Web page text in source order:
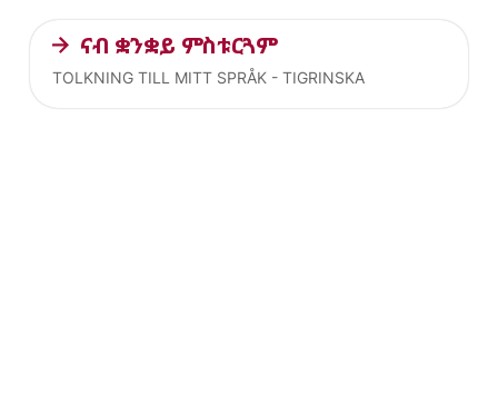
Current articles
ናብ ቋንቋይ ምስቱርጓም
TOLKNING TILL MITT SPRÅK - TIGRINSKA